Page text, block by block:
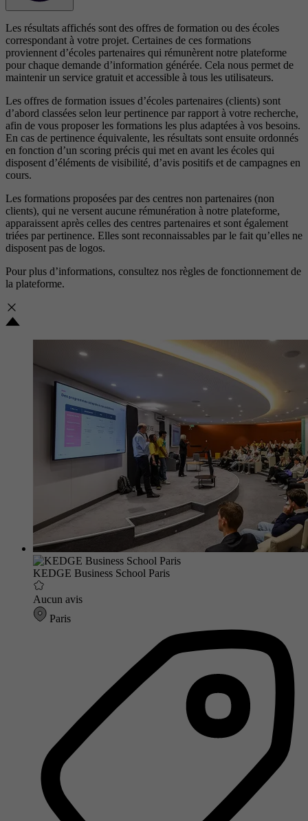
Les résultats affichés sont des offres de formation ou des écoles
correspondant à votre projet. Certaines de ces formations
proviennent d’écoles partenaires qui rémunèrent notre plateforme
pour chaque demande d’information générée. Cela nous permet de
maintenir un service gratuit et accessible à tous les utilisateurs.
Les offres de formation issues d’écoles partenaires (clients) sont
d’abord classées selon leur pertinence par rapport à votre recherche,
afin de vous proposer les formations les plus adaptées à vos besoins.
En cas de pertinence équivalente, les résultats sont ensuite ordonnés
en fonction d’un scoring précis qui met en avant les écoles qui
disposent d’éléments de visibilité, d’avis positifs et de campagnes en
cours.
Les formations proposées par des centres non partenaires (non
clients), qui ne versent aucune rémunération à notre plateforme,
apparaissent après celles des centres partenaires et sont également
triées par pertinence. Elles sont reconnaissables par le fait qu’elles ne
disposent pas de logos.
Pour plus d’informations, consultez nos règles de fonctionnement de
la plateforme.
KEDGE Business School Paris
Aucun avis
Paris